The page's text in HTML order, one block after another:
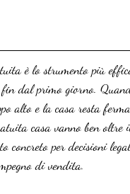
è lo strumento più
dal primo giorno.
alto e la casa resta
casa vanno ben
concreto per decisioni
di vendita.